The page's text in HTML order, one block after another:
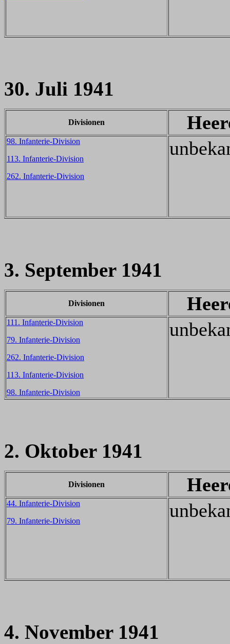
30. Juli 1941
Divisionen
98. Infanterie-Division
113. Infanterie-Division
262. Infanterie-Division
3. September 1941
Divisionen
111. Infanterie-Division
79. Infanterie-Division
262. Infanterie-Division
113. Infanterie-Division
98. Infanterie-Division
2. Oktober 1941
Divisionen
44. Infanterie-Division
79. Infanterie-Division
4. November 1941